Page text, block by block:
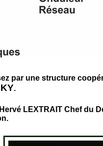
par une structure
.
LEXTRAIT Chef du